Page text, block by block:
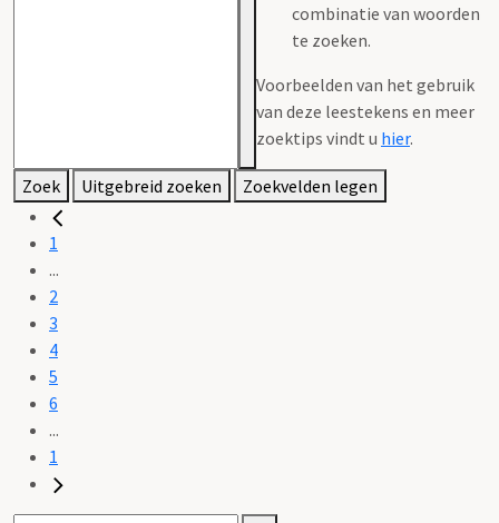
combinatie van woorden
te zoeken.
Voorbeelden van het gebruik
van deze leestekens en meer
zoektips vindt u hier.
Zoek Uitgebreid zoeken Zoekvelden legen
1
...
2
3
4
5
6
...
1